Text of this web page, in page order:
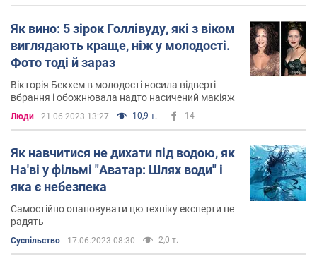
Як вино: 5 зірок Голлівуду, які з віком
виглядають краще, ніж у молодості.
Фото тоді й зараз
Вікторія Бекхем в молодості носила відверті
вбрання і обожнювала надто насичений макіяж
Люди 21.06.2023 13:27 10,9 т. 14
Як навчитися не дихати під водою, як
На'ві у фільмі "Аватар: Шлях води" і
яка є небезпека
Самостійно опановувати цю техніку експерти не
радять
Суспільство 17.06.2023 08:30 2,0 т.